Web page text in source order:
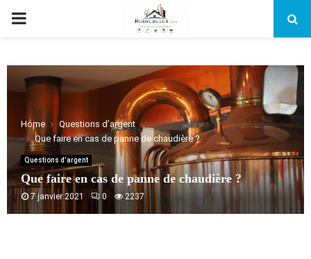
PRIMARY
Home
Questions d’argent
Que faire en cas de panne de chaudière ?
Questions d’argent
Que faire en cas de panne de chaudière ?
7 janvier 2021 0 2237